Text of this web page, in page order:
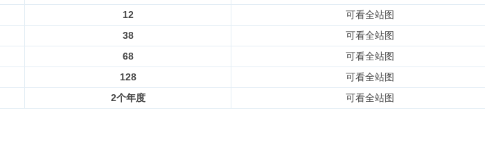
12
可看全站图
38
可看全站图
68
可看全站图
128
可看全站图
2个年度 可看全站图